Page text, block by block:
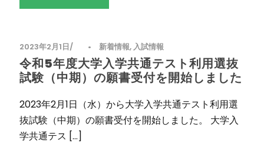
2023年2月1日 • 新着情報,入試情報
令和5年度大学入学共通テスト利用選抜
試験（中期）の願書受付を開始しました
2023年2月1日（水）から大学入学共通テスト利用選
抜試験（中期）の願書受付を開始しました。 大学入
学共通テス […]